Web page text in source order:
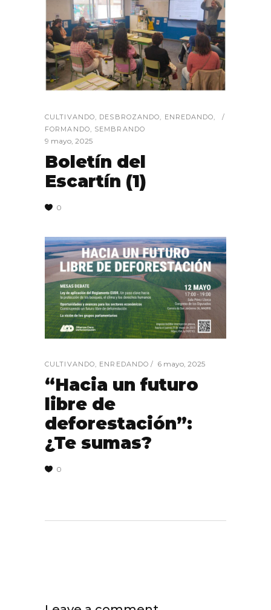
CULTIVANDO DESBROZANDO ENREDANDO
FORMANDO
SEMBRANDO
9 mayo, 2025
Boletín del
Escartín (1)
0
CULTIVANDO, ENREDANDO 6 mayo, 2025
“Hacia un futuro
libre de
deforestación”:
¿Te sumas?
0